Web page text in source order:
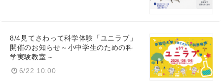
8/4見てさわって科学体験「ユニラブ」
開催のお知らせ～小中学生のための科
学実験教室～
6/22 10:00